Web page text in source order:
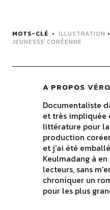
MOTS-CLÉ ILLUSTRATION •
JEUNESSE CORÉENNE
A PROPOS
Documentaliste
et très impliquée
littérature pour
production
et j'ai été
Keulmadang à
lecteurs, sans
chroniquer un
pour les plus